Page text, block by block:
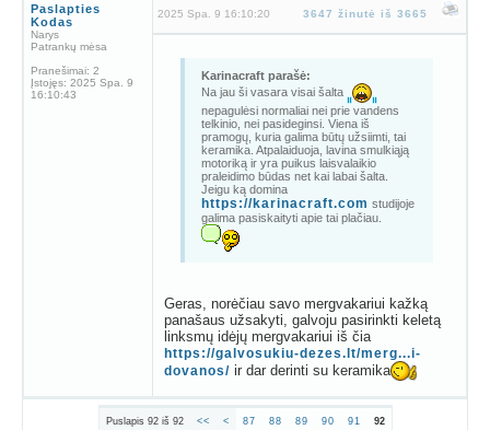
Paslapties
Kodas
Narys
Patrankų mėsa
Pranešimai: 2
Įstojęs: 2025 Spa. 9
16:10:43
2025 Spa. 9 16:10:20 3647 žinutė iš 3665
Karinacraft parašė:
Na jau ši vasara visai šalta
nepagulėsi normaliai nei prie vandens
telkinio, nei pasideginsi. Viena iš
pramogų, kuria galima būtų užsiimti, tai
keramika. Atpalaiduoja, lavina smulkiąją
motoriką ir yra puikus laisvalaikio
praleidimo būdas net kai labai šalta.
Jeigu ką domina
https://karinacraft.com studijoje
galima pasiskaityti apie tai plačiau.
Geras, norėčiau savo mergvakariui kažką
panašaus užsakyti, galvoju pasirinkti keletą
linksmų idėjų mergvakariui iš čia
https://galvosukiu-dezes.lt/merg...i-
dovanos/ir dar derinti su keramika
Puslapis 92 iš 92 << < 87 88 89 90 91 92